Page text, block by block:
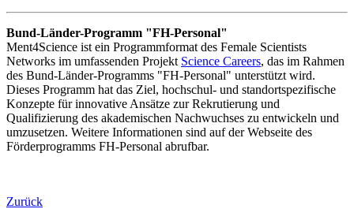
Bund-Länder-Programm "FH-Personal"
Ment4Science ist ein Programmformat des Female Scientists
Networks im umfassenden Projekt Science Careers, das im Rahmen
des Bund-Länder-Programms "FH-Personal" unterstützt wird.
Dieses Programm hat das Ziel, hochschul- und standortspezifische
Konzepte für innovative Ansätze zur Rekrutierung und
Qualifizierung des akademischen Nachwuchses zu entwickeln und
umzusetzen. Weitere Informationen sind auf der Webseite des
Förderprogramms FH-Personal abrufbar.
Zurück